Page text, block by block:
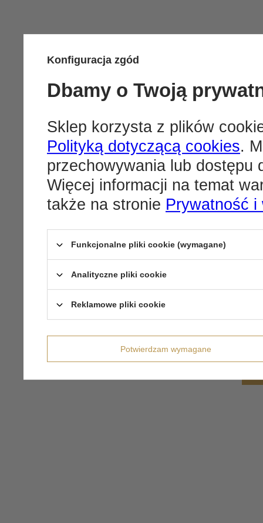
Konfiguracja zgód
Dbamy o Twoją
Sklep korzysta z plików
Polityką dotyczącą cookies.
przechowywania lub dostępu
Więcej informacji na temat
także na stronie Prywatność i
Funkcjonalne pliki cookie (wymagane)
Analityczne pliki cookie
Reklamowe pliki cookie
Potwierdzam wymagane